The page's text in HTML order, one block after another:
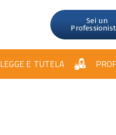
Sei un
LEGGE E TUTELA